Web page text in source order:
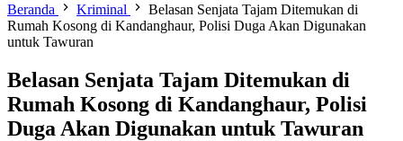
Beranda
Kriminal
Belasan Senjata Tajam Ditemukan di
Rumah Kosong di Kandanghaur, Polisi Duga Akan Digunakan
untuk Tawuran
Belasan Senjata Tajam Ditemukan di
Rumah Kosong di Kandanghaur, Polisi
Duga Akan Digunakan untuk Tawuran